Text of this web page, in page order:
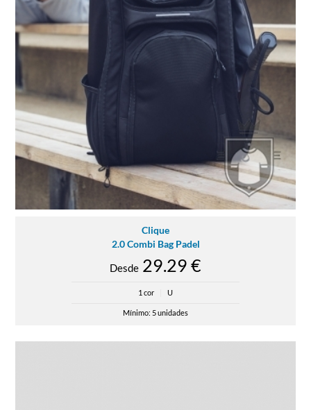
Clique
2.0 Combi Bag Padel
Desde 29.29 €
1 cor U
Mínimo: 5 unidades